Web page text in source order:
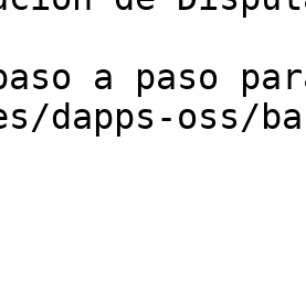
a paso
dapps-oss/